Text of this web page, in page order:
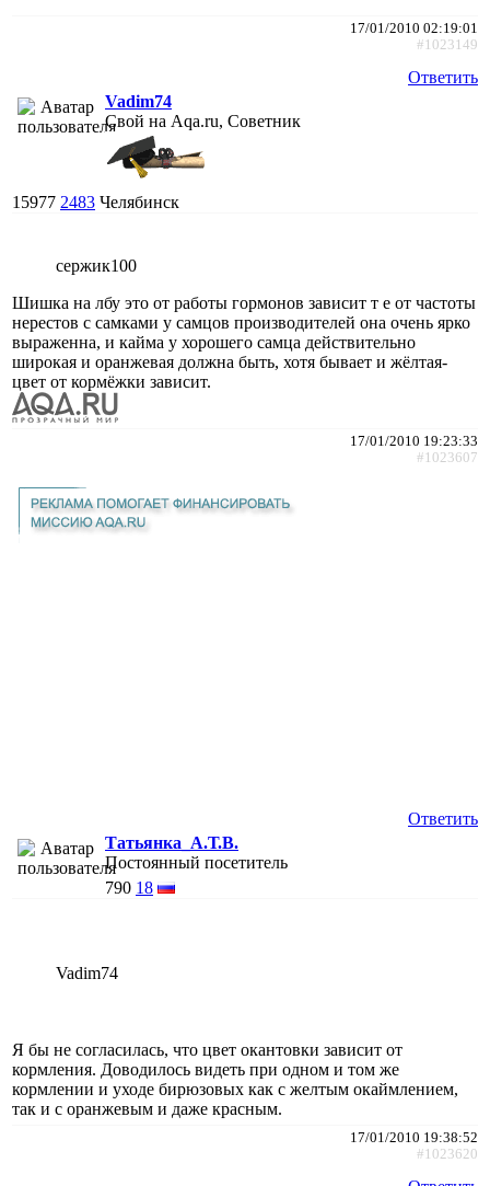
17/01/2010 02:19:01
#1023149
Ответить
Vadim74
Свой на Aqa.ru, Советник
15977 2483 Челябинск
сержик100
Шишка на лбу это от работы гормонов зависит т е от частоты
нерестов с самками у самцов производителей она очень ярко
выраженна, и кайма у хорошего самца действительно
широкая и оранжевая должна быть, хотя бывает и жёлтая-
цвет от кормёжки зависит.
17/01/2010 19:23:33
#1023607
Ответить
Татьянка_А.Т.В.
Постоянный посетитель
790 18
Vadim74
Я бы не согласилась, что цвет окантовки зависит от
кормления. Доводилось видеть при одном и том же
кормлении и уходе бирюзовых как с желтым окаймлением,
так и с оранжевым и даже красным.
17/01/2010 19:38:52
#1023620